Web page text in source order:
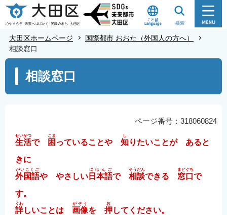
こ
の
ジ
大田区ホームページ
国際都市 おおた（外国人の方へ）
相談窓口
こ
相談窓口
ページ番号：318060824
生活
せいかつ
で 困
こま
っていることや 知
し
りたいことが あると
きに
外国語
がいこくご
や やさしい 日本語
にほんご
で 相談
そうだん
できる 窓口
まどぐち
で
す。
詳
くわ
しいことは 画像
がぞう
を 押
お
してください。